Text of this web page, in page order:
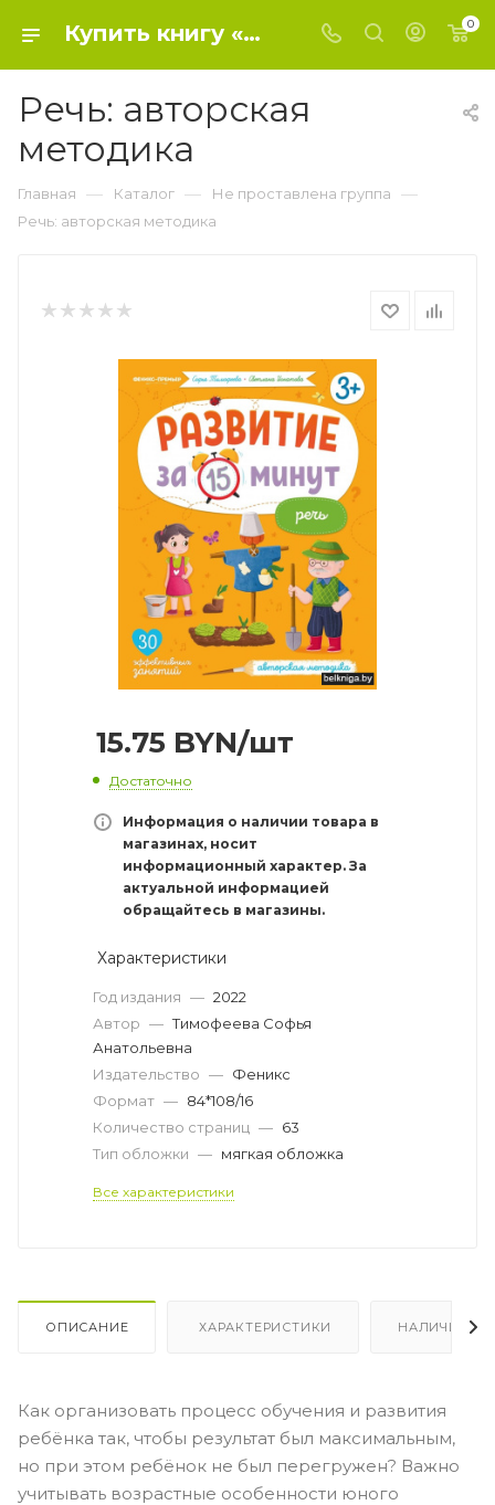
Купить книгу «Речь: авторская методика» 2022, Тимофеева Софья Анатольевна - Не проставлена группа 0
Речь: авторская
методика
Главная — Каталог — Не проставлена группа —
Речь: авторская методика
15.75 BYN/шт
Достаточно
Информация о наличии товара в
магазинах, носит
информационный характер. За
актуальной информацией
обращайтесь в магазины.
Характеристики
Год издания — 2022
Автор — Тимофеева Софья
Анатольевна
Издательство — Феникс
Формат — 84*108/16
Количество страниц — 63
Тип обложки — мягкая обложка
Все характеристики
ОПИСАНИЕ ХАРАКТЕРИСТИКИ НАЛИЧИЕ
Как организовать процесс обучения и развития
ребёнка так, чтобы результат был максимальным,
но при этом ребёнок не был перегружен? Важно
учитывать возрастные особенности юного